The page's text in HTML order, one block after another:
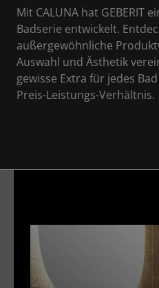
Mit CALUNA hat GEBERIT
Badserie entwickelt.
außergewöhnliche
Auswahl und Ästhetik
gewisse Extra für jedes
Preis-Leistungs-Verhältnis.